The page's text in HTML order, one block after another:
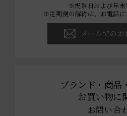
※祝祭日および年末
※定期便の解約は、お電話に
メールでの
ブランド・商品
お買い物に
お問い合